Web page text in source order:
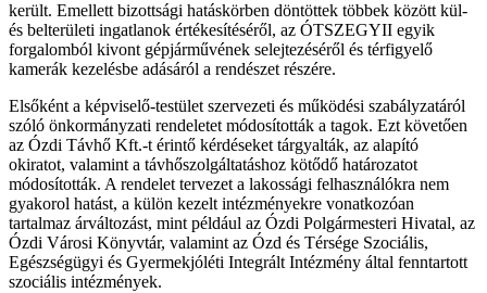
került. Emellett bizottsági hatáskörben döntöttek többek között kül-
és belterületi ingatlanok értékesítéséről, az ÓTSZEGYII egyik
forgalomból kivont gépjárművének selejtezéséről és térfigyelő
kamerák kezelésbe adásáról a rendészet részére.
Elsőként a képviselő-testület szervezeti és működési szabályzatáról
szóló önkormányzati rendeletet módosították a tagok. Ezt követően
az Ózdi Távhő Kft.-t érintő kérdéseket tárgyalták, az alapító
okiratot, valamint a távhőszolgáltatáshoz kötődő határozatot
módosították. A rendelet tervezet a lakossági felhasználókra nem
gyakorol hatást, a külön kezelt intézményekre vonatkozóan
tartalmaz árváltozást, mint például az Ózdi Polgármesteri Hivatal, az
Ózdi Városi Könyvtár, valamint az Ózd és Térsége Szociális,
Egészségügyi és Gyermekjóléti Integrált Intézmény által fenntartott
szociális intézmények.